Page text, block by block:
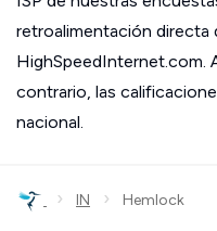
retroalimentación directa
HighSpeedInternet.com.
contrario, las
nacional.
› IN › Hemlock